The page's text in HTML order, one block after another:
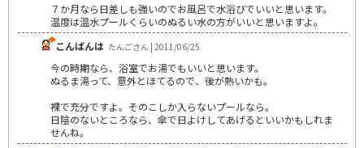
７か月なら日差しも強いのでお風呂で水浴びでいいと思います。
温度は温水プールくらいのぬるい水の方がいいと思いますよ。
こんばんは たんごさん | 2011/06/25
今の時期なら、浴室でお湯でもいいと思います。
ぬるま湯って、意外とほてるので、後が熱いかも。
裸で充分ですよ。そのこしか入らないプールなら。
日陰のないところなら、傘で日よけしてあげるといいかもしれま
せんね。